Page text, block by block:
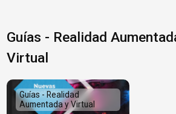
Guías - Realidad
Virtual
Guías - Realidad
Aumentada y Virtual